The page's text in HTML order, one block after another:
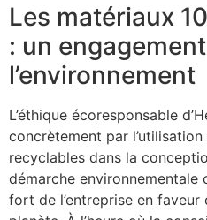
Les matériaux
: un
l’environnement
L’éthique écoresponsable
concrètement par
recyclables dans la
démarche environnementale
fort de l’entreprise en